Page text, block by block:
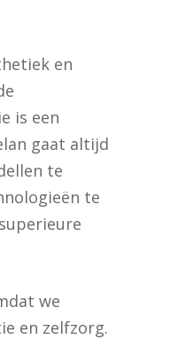
en
is een
gaat altijd
te
te
we
en zelfzorg.